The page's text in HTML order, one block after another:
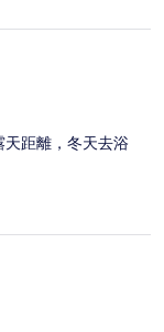
距離，冬天去浴